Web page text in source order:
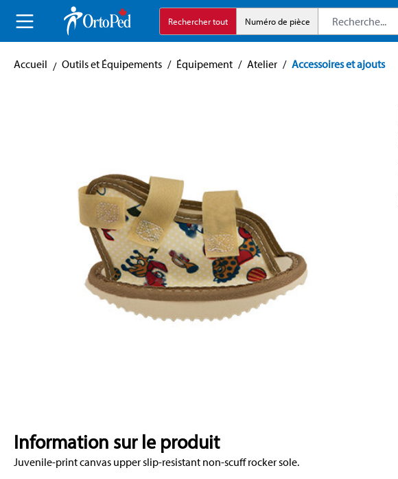
Aller à la navigation principaleRechercher tout Numéro de pièce
Accueil Outils et Équipements / Équipement / Atelier / Accessoires et ajouts
Information sur le produit
Juvenile-print canvas upper slip-resistant non-scuff rocker sole.